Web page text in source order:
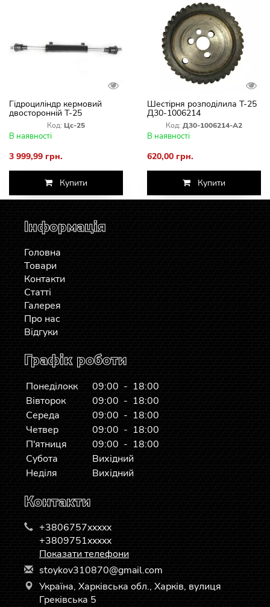
Гідроциліндр кермовий
двосторонній Т-25
Код: Цс-25
В наявності
3 999,99 грн.
Купити
Шестірня розподілила Т-25
Д30-1006214
Код: Д30-1006214-А2
В наявності
620,00 грн.
Купити
Інформація
Головна
Товари
Контакти
Статті
Галерея
Про нас
Відгуки
Графік роботи
Понеділокк
09:00 - 18:00
Вівторок
09:00 - 18:00
Середа
09:00 - 18:00
Четвер
09:00 - 18:00
П'ятниця
09:00 - 18:00
Субота
Вихідний
Неділя
Вихідний
Контакти
+3806757xxxxx
+3809751xxxxx
Показати телефони
stoykov310870@gmail.com
Україна, Харківська обл., Харків, вулиця
Греківська 5